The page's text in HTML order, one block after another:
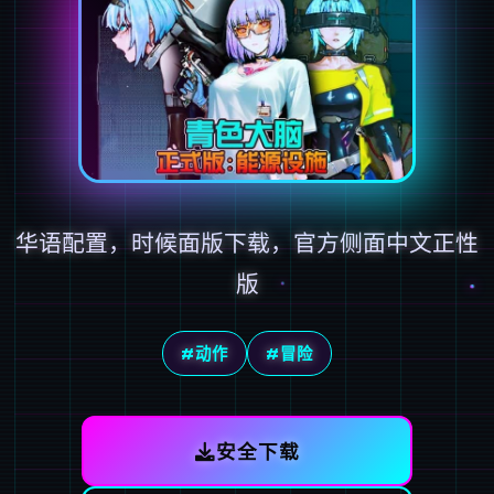
华语配置，时候面版下载，官方侧面中文正性
版
#动作 #冒险
安全下载